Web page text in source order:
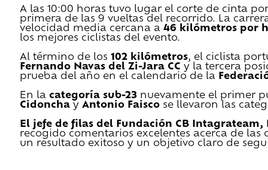
A las 10:00 horas tuvo lugar el corte de cinta
primera de las 9 vueltas del recorrido. La
velocidad media cercana a 46 kilómetros por
los mejores ciclistas del evento.
Al término de los 102 kilómetros, el ciclista
Fernando Navas del Zi-Jara CC y la tercera
prueba del año en el calendario de la
En la categoría sub-23 nuevamente el primer
Cidoncha y Antonio Faisco se llevaron las
El jefe de filas del Fundación CB Intagrateam,
recogido comentarios excelentes acerca de
un resultado exitoso y un objetivo claro de